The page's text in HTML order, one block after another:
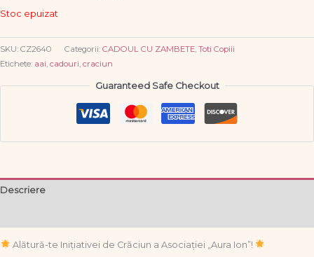
Stoc epuizat
SKU: CZ2640 Categorii: CADOUL CU ZAMBETE, Toti Copiii
Etichete: aai, cadouri, craciun
Guaranteed Safe Checkout
Descriere
Alătură-te Inițiativei de Crăciun a Asociației „Aura Ion”!